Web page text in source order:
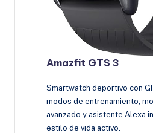
Amazfit GTS 3
Smartwatch deportivo con
modos de entrenamiento,
avanzado y asistente Alexa
estilo de vida activo.